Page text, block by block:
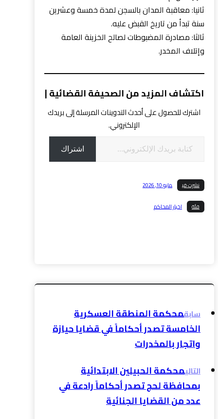
ثانيا: معاقبة المدان بالسجن لمدة خمسة وعشرين
سنة تبدأ من تاريخ القبض عليه.
ثالثا: مصادرة المضبوطات لصالح الخزينة العامة
وإتلاف المخدر.
اكتشاف المزيد من الصحيفة القضائية |
اشترك للحصول على أحدث التدوينات المرسلة إلى بريدك
الإلكتروني.
اشتراك
نشرت في مايو 10, 2026
فئة اخبار المحاكم
سابقمحكمة المنطقة العسكرية
الخامسة تصدر أحكاماً في قضايا حيازة
واتجار بالمخدرات
التاليمحكمة الحبيلين الابتدائية
بمحافظة لحج تصدر أحكاماً رادعة في
عدد من القضايا الجنائية